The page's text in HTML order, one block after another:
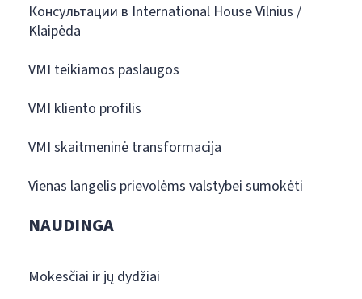
Консультации в International House Vilnius /
Klaipėda
VMI teikiamos paslaugos
VMI kliento profilis
VMI skaitmeninė transformacija
Vienas langelis prievolėms valstybei sumokėti
NAUDINGA
Mokesčiai ir jų dydžiai